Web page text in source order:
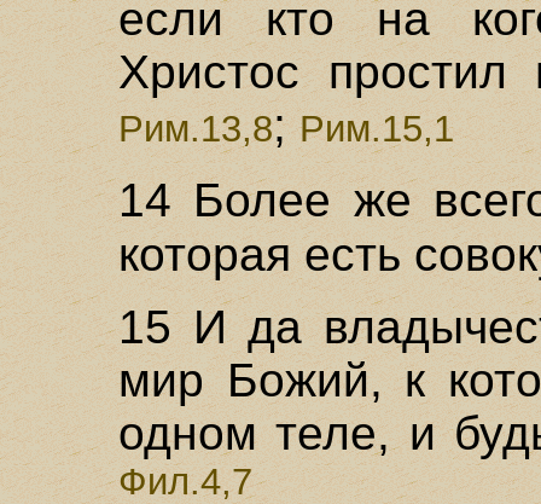
если кто на
Христос
Рим.13,8;Рим.15,1
14 Более же
которая есть
15 И да
мир Божий, к
одном теле, и
Фил.4,7